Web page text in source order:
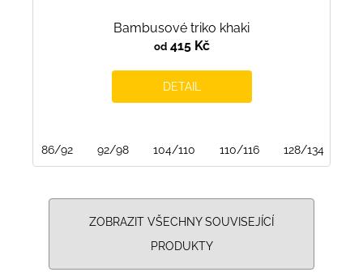
Bambusové triko khaki
od415 Kč
DETAIL
86/92 92/98 104/110 110/116 128/134
ZOBRAZIT VŠECHNY SOUVISEJÍCÍ
PRODUKTY